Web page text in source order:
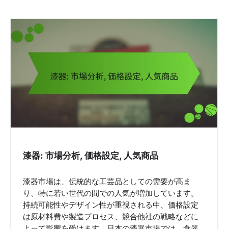
漆器: 市場分析, 価格設定, 人気商品
漆器市場は、伝統的な工芸品としての需要が高ま
り、特に若い世代の間での人気が増加しています。
持続可能性やデザイン性が重視される中、価格設定
は原材料費や製造プロセス、競合他社の戦略などに